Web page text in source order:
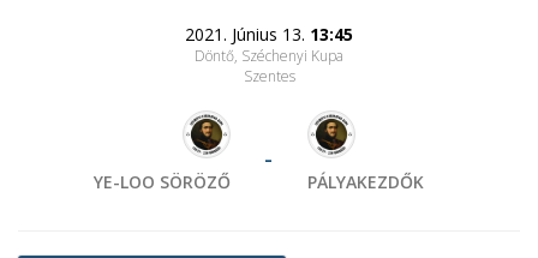
2021. Június 13. 13:45
Döntő, Széchenyi Kupa
Szentes
YE-LOO SÖRÖZŐ
-
PÁLYAKEZDŐK